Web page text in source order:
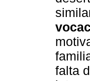
falta